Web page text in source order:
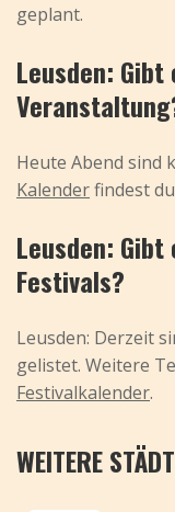
geplant.
Leusden:
Heute Abend sind
Kalenderfindest
Leusden:
Festivals?
Leusden: Derzeit
gelistet. Weitere
Festivalkalender.
WEITERE